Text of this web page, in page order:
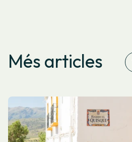
Més articles